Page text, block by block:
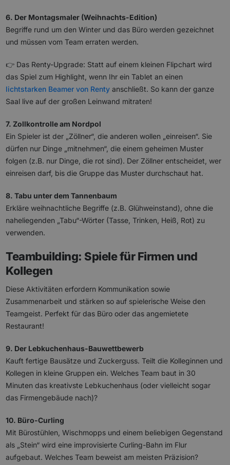
6. Der Montagsmaler (Weihnachts-Edition)
Begriffe rund um den Winter und das Büro werden gezeichnet
und müssen vom Team erraten werden.
👉 Das Renty-Upgrade: Statt auf einem kleinen Flipchart wird
das Spiel zum Highlight, wenn Ihr ein Tablet an einen
lichtstarken Beamer von Renty anschließt. So kann der ganze
Saal live auf der großen Leinwand mitraten!
7. Zollkontrolle am Nordpol
Ein Spieler ist der „Zöllner“, die anderen wollen „einreisen“. Sie
dürfen nur Dinge „mitnehmen“, die einem geheimen Muster
folgen (z.B. nur Dinge, die rot sind). Der Zöllner entscheidet, wer
einreisen darf, bis die Gruppe das Muster durchschaut hat.
8. Tabu unter dem Tannenbaum
Erkläre weihnachtliche Begriffe (z.B. Glühweinstand), ohne die
naheliegenden „Tabu“-Wörter (Tasse, Trinken, Heiß, Rot) zu
verwenden.
Teambuilding: Spiele für Firmen und
Kollegen
Diese Aktivitäten erfordern Kommunikation sowie
Zusammenarbeit und stärken so auf spielerische Weise den
Teamgeist. Perfekt für das Büro oder das angemietete
Restaurant!
9. Der Lebkuchenhaus-Bauwettbewerb
Kauft fertige Bausätze und Zuckerguss. Teilt die Kolleginnen und
Kollegen in kleine Gruppen ein. Welches Team baut in 30
Minuten das kreativste Lebkuchenhaus (oder vielleicht sogar
das Firmengebäude nach)?
10. Büro-Curling
Mit Bürostühlen, Wischmopps und einem beliebigen Gegenstand
als „Stein“ wird eine improvisierte Curling-Bahn im Flur
aufgebaut. Welches Team beweist am meisten Präzision?